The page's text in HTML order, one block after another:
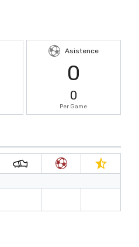
Asistence
0
0
Per Game